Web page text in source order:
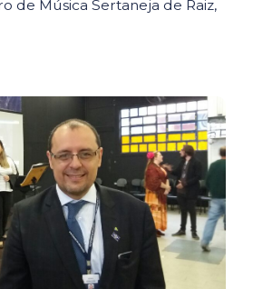
de Música Sertaneja de Raiz,